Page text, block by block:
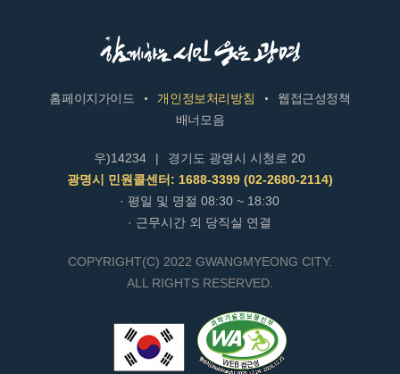
홈페이지가이드 개인정보처리방침
웹접근성정책
배너모음
우)14234 |
경기도 광명시 시청로 20
광명시 민원콜센터: 1688-3399 (02-2680-2114)
· 평일 및 명절 08:30 ~ 18:30
· 근무시간 외 당직실 연결
COPYRIGHT(C) 2022 GWANGMYEONG CITY.
ALL RIGHTS RESERVED.